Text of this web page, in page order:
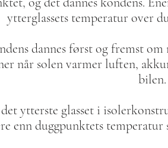
ytterglassets temperatur over
dannes først og fremst
når solen varmer luften,
bilen.
det ytterste glasset i
enn duggpunktets